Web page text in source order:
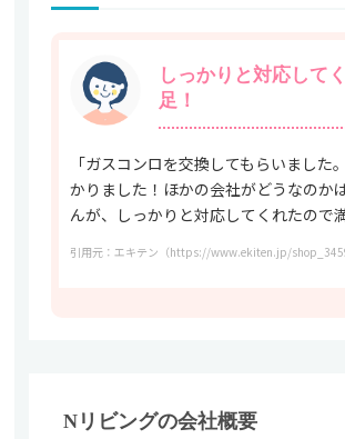
しっかりと対応して
足！
「ガスコンロを交換してもらいました
かりました！ほかの会社がどうなのか
んが、しっかりと対応してくれたので
引用元：エキテン（https://www.ekiten.jp/
Nリビングの会社概要